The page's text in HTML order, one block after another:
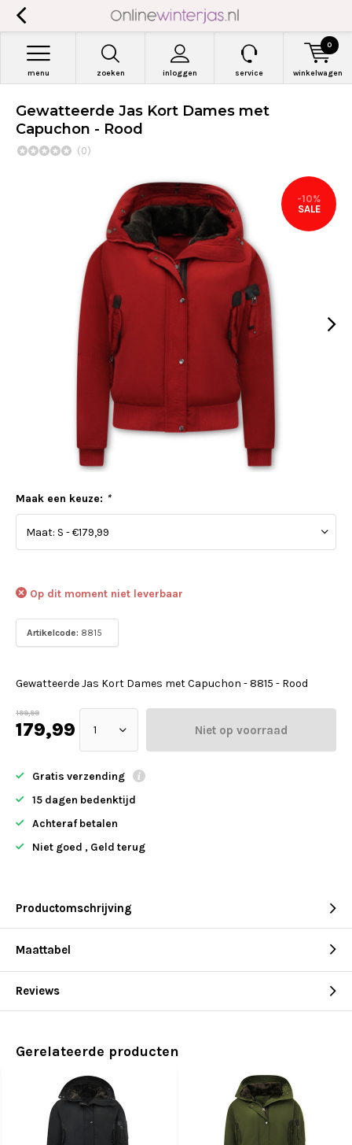
zoeken inloggen
menu service winkelwagen
0
Gewatteerde Jas Kort Dames met
Capuchon - Rood
(0)
-10%
SALE
Maak een keuze: *
Op dit moment niet leverbaar
Artikelcode: 8815
Gewatteerde Jas Kort Dames met Capuchon - 8815 - Rood
199,99
179,99 Niet op voorraad
Gratis verzending
15 dagen bedenktijd
Achteraf betalen
Niet goed , Geld terug
Productomschrijving
Maattabel
Reviews
Gerelateerde producten